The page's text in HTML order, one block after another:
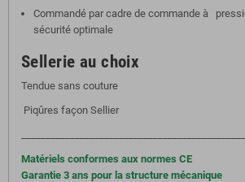
Commandé par cadre de commande à
sécurité optimale
Sellerie au choix
Tendue sans couture
Piqûres façon Sellier
Matériels conformes aux normes CE
Garantie 3 ans pour la structure mécanique